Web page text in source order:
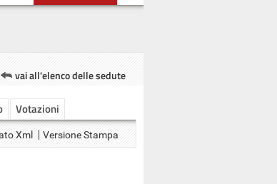
vai all'elenco delle sedute
Votazioni
Xml Versione Stampa